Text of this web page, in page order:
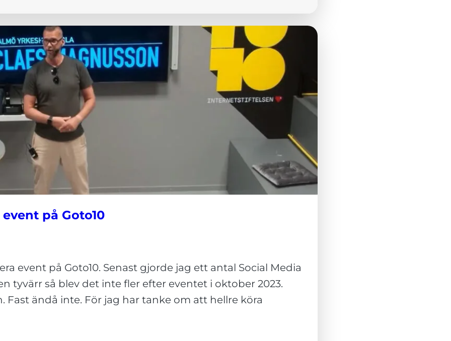
på Goto10
event på Goto10. Senast gjorde jag ett antal Social Media
tyvärr så blev det inte fler efter eventet i oktober 2023.
ändå inte. För jag har tanke om att hellre köra